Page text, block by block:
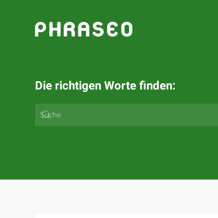
Zum Hauptinhalt springen
Die richtigen Worte finden: